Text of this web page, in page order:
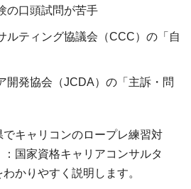
の口頭試問が苦手
ルティング協議会（CCC）の「自
開発協会（JCDA）の「主訴・問
キャリコンのロープレ練習対
国家資格キャリアコンサルタ
かりやすく説明します。